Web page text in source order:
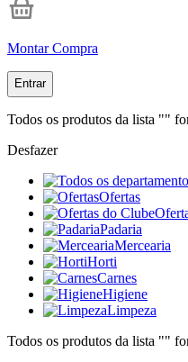
Montar Compra
Entrar
Todos os produtos da lista ""
Desfazer
Ofertas
Padaria
Mercearia
Horti
Carnes
Higiene
Limpeza
Todos os produtos da lista ""